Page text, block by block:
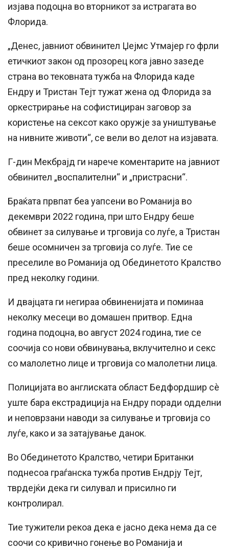
изјава подоцна во вторникот за истрагата во
Флорида.
„Денес, јавниот обвинител Џејмс Утмајер го фрли
етичкиот закон од прозорец кога јавно зазеде
страна во тековната тужба на Флорида каде
Ендру и Тристан Тејт тужат жена од Флорида за
оркестрирање на софистициран заговор за
користење на сексот како оружје за уништување
на нивните животи“, се вели во делот на изјавата.
Г-дин Мекбрајд ги нарече коментарите на јавниот
обвинител „воспалителни“ и „пристрасни“.
Браќата првпат беа уапсени во Романија во
декември 2022 година, при што Ендру беше
обвинет за силување и трговија со луѓе, а Тристан
беше осомничен за трговија со луѓе. Тие се
преселиле во Романија од Обединетото Кралство
пред неколку години.
И двајцата ги негираа обвиненијата и поминаа
неколку месеци во домашен притвор. Една
година подоцна, во август 2024 година, тие се
соочија со нови обвинувања, вклучително и секс
со малолетно лице и трговија со малолетни лица.
Полицијата во англиската област Бедфордшир сè
уште бара екстрадиција на Ендру поради одделни
и неповрзани наводи за силување и трговија со
луѓе, како и за затајување данок.
Во Обединетото Кралство, четири Британки
поднесоа граѓанска тужба против Ендрју Тејт,
тврдејќи дека ги силувал и присилно ги
контролирал.
Тие тужители рекоа дека е јасно дека нема да се
соочи со кривично гонење во Романија и